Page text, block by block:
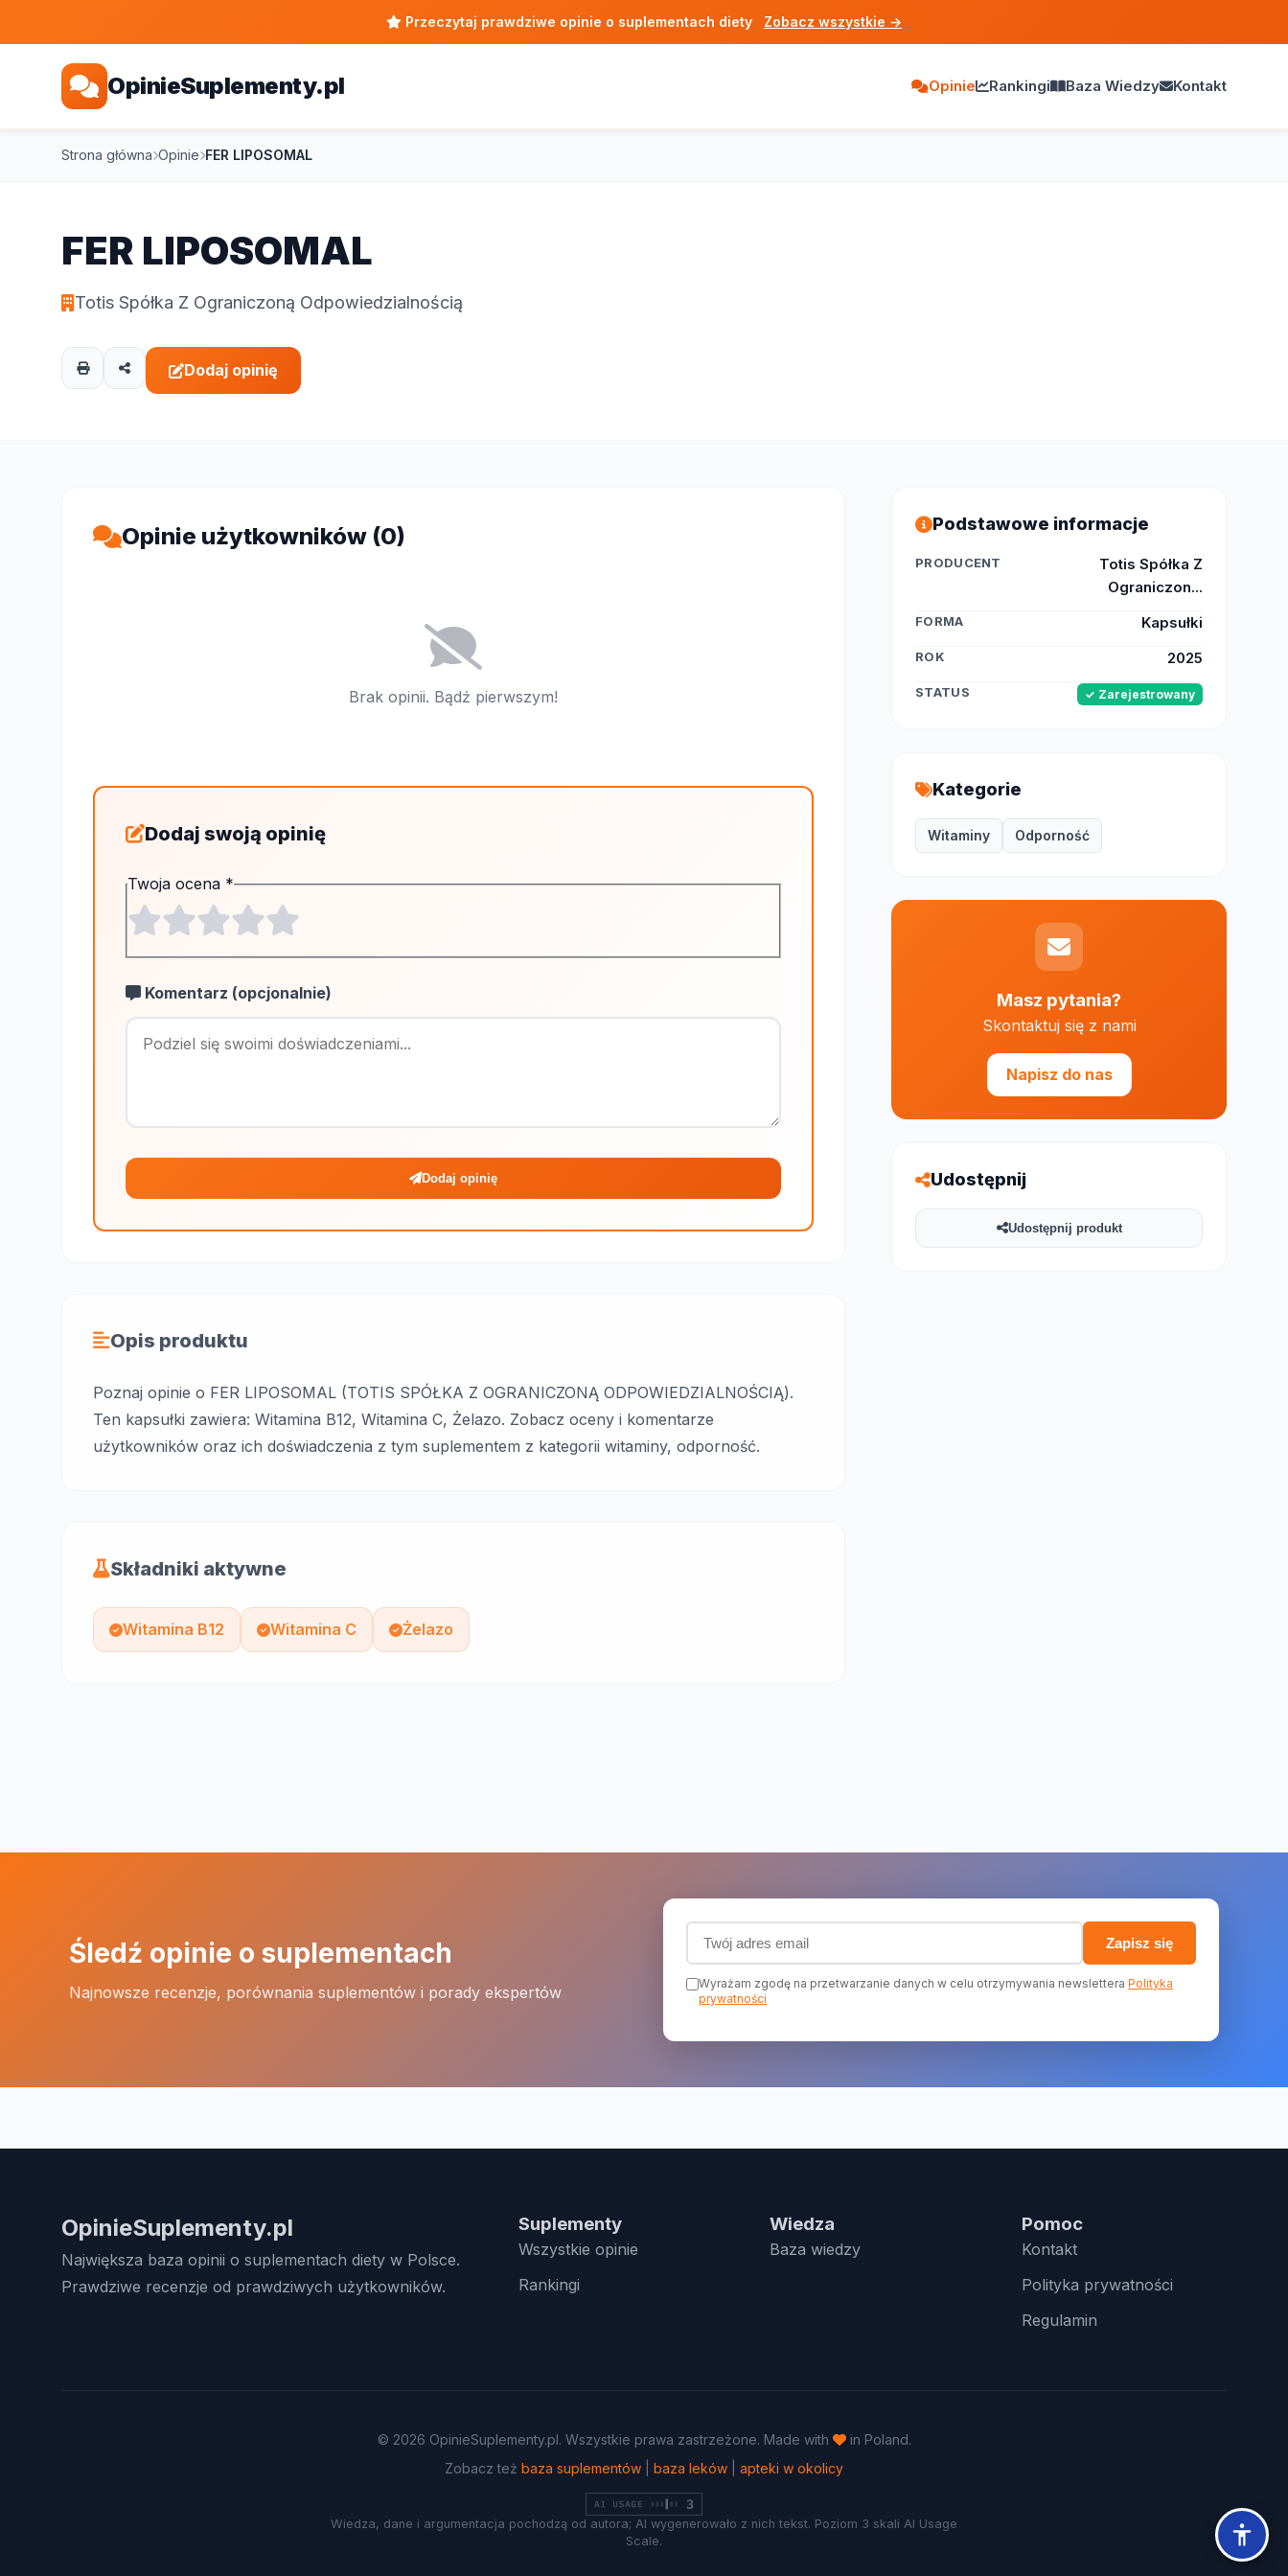
Przeczytaj prawdziwe opinie o suplementach diety Zobacz wszystkie →
OpinieSuplementy.pl Opinie Rankingi Baza Wiedzy Kontakt
Strona główna Opinie FER LIPOSOMAL
FER LIPOSOMAL
Totis Spółka Z Ograniczoną Odpowiedzialnością
Dodaj opinię
Opinie użytkowników (0)
Brak opinii. Bądź pierwszym!
Dodaj swoją opinię
Twoja ocena *
Komentarz (opcjonalnie)
Maksymalnie 1000 znaków
Dodaj opinię
Opis produktu
Poznaj opinie o FER LIPOSOMAL (TOTIS SPÓŁKA Z OGRANICZONĄ ODPOWIEDZIALNOŚCIĄ).
Ten kapsułki zawiera: Witamina B12, Witamina C, Żelazo. Zobacz oceny i komentarze
użytkowników oraz ich doświadczenia z tym suplementem z kategorii witaminy, odporność.
Składniki aktywne
Witamina B12 Witamina C Żelazo
Podstawowe informacje
PRODUCENT
Totis Spółka Z
Ograniczon...
FORMA Kapsułki
ROK 2025
STATUS ✓ Zarejestrowany
Kategorie
Witaminy Odporność
Masz pytania?
Skontaktuj się z nami
Napisz do nas
Udostępnij
Udostępnij produkt
Śledź opinie o suplementach
Najnowsze recenzje, porównania suplementów i porady ekspertów
Adres email (wymagany)
Zapisz się
Wyrażam zgodę na przetwarzanie danych w celu otrzymywania newslettera Polityka
prywatności
OpinieSuplementy.pl
Największa baza opinii o suplementach diety w Polsce.
Prawdziwe recenzje od prawdziwych użytkowników.
Suplementy
Wszystkie opinie
Rankingi
Wiedza
Baza wiedzy
Pomoc
Kontakt
Polityka prywatności
Regulamin
© 2026 OpinieSuplementy.pl. Wszystkie prawa zastrzeżone. Made with
in Poland.
Zobacz też baza suplementów baza leków apteki w okolicy
Wiedza, dane i argumentacja pochodzą od autora; AI wygenerowało z nich tekst. Poziom 3 skali AI Usage
Scale.